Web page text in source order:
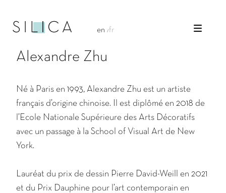
en fr
Alexandre Zhu
Né à Paris en 1993, Alexandre Zhu est un artiste
français d’origine chinoise. Il est diplômé en 2018 de
l’Ecole Nationale Supérieure des Arts Décoratifs
avec un passage à la School of Visual Art de New
York.
Lauréat du prix de dessin Pierre David-Weill en 2021
et du Prix Dauphine pour l’art contemporain en